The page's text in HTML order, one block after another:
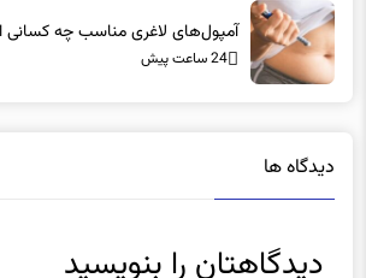
آمپول‌های لاغری مناسب چه
24 ساعت پیش
دیدگاه ها
دیدگاهتان را بنویسید